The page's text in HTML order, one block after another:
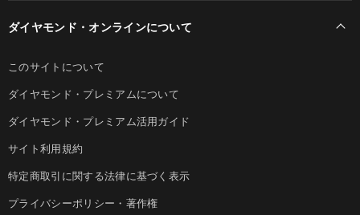
ダイヤモンド・オンラインについて
このサイトについて
ダイヤモンド・プレミアムについて
ダイヤモンド・プレミアム活用ガイド
サイト利用規約
特定商取引に関する法律に基づく表示
プライバシーポリシー・著作権